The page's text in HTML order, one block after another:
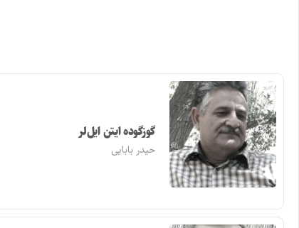
گوزگوده ایتن ایل‌لر
حیدر بابایی